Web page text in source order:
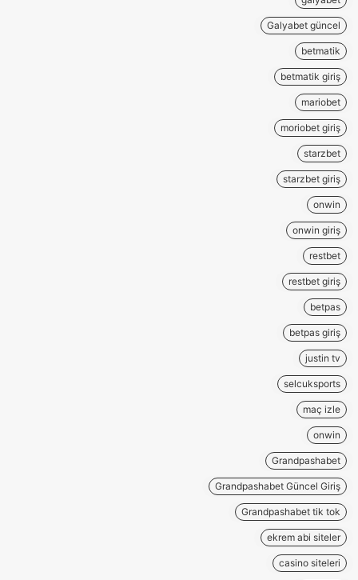
Galyabet güncel
betmatik
betmatik giriş
mariobet
moriobet giriş
starzbet
starzbet giriş
onwin
onwin giriş
restbet
restbet giriş
betpas
betpas giriş
justin tv
selcuksports
maç izle
onwin
Grandpashabet
Grandpashabet Güncel Giriş
Grandpashabet tik tok
ekrem abi siteler
casino siteleri